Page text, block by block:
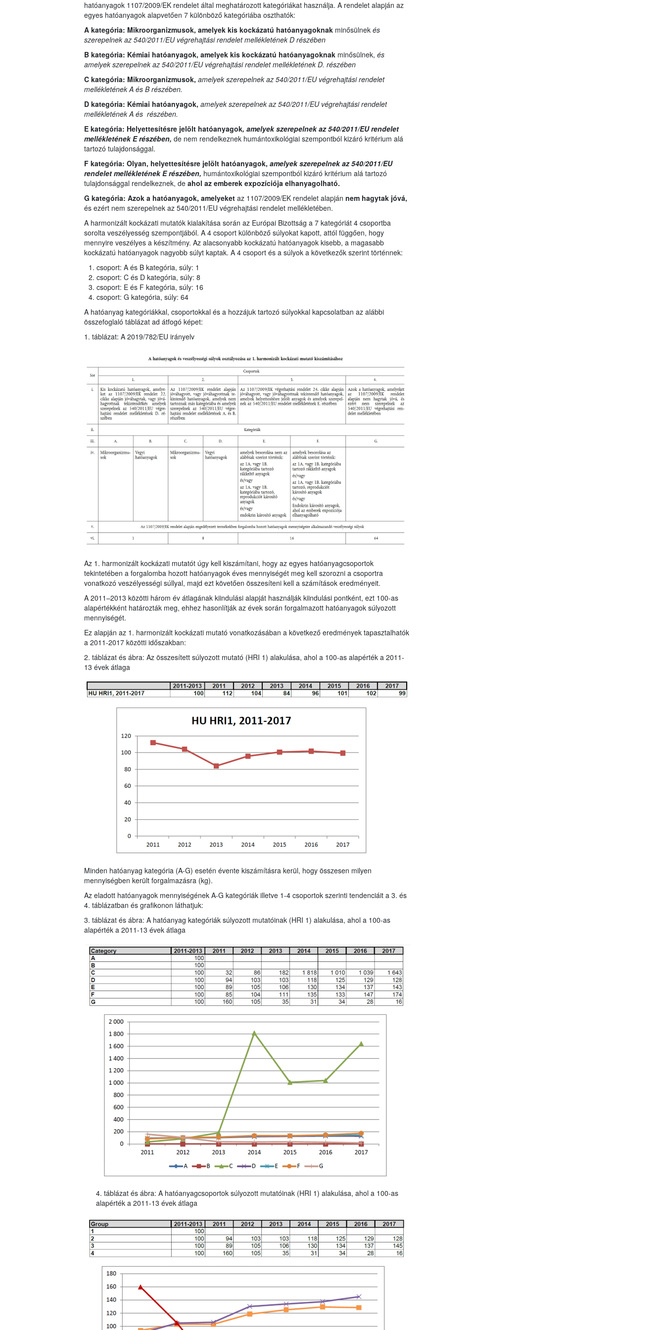
hatóanyagok 1107/2009/EK rendelet által meghatározott kategóriákat használja. A rendelet alapján az
egyes hatóanyagok alapvetően 7 különböző kategóriába oszthatók:
A kategória: Mikroorganizmusok, amelyek kis kockázatú hatóanyagoknakminősülnek és
szerepelnek az 540/2011/EU végrehajtási rendelet mellékletének D részében
B kategória: Kémiai hatóanyagok, amelyek kis kockázatú hatóanyagoknakminősülnek, és
amelyek szerepelnek az 540/2011/EU végrehajtási rendelet mellékletének D. részében
C kategória: Mikroorganizmusok, amelyek szerepelnek az 540/2011/EU végrehajtási rendelet
mellékletének A és B részében.
D kategória: Kémiai hatóanyagok, amelyek szerepelnek az 540/2011/EU végrehajtási rendelet
mellékletének A és részében.
E kategória: Helyettesítésre jelölt hatóanyagok, amelyek szerepelnek az 540/2011/EU rendelet
mellékletének E részében, de nem rendelkeznek humántoxikológiai szempontból kizáró kritérium alá
tartozó tulajdonsággal.
F kategória: Olyan, helyettesítésre jelölt hatóanyagok, amelyek szerepelnek az 540/2011/EU
rendelet mellékletének E részében, humántoxikológiai szempontból kizáró kritérium alá tartozó
tulajdonsággal rendelkeznek, de ahol az emberek expozíciója elhanyagolható.
G kategória: Azok a hatóanyagok, amelyeket az 1107/2009/EK rendelet alapján nem hagytak jóvá,
és ezért nem szerepelnek az 540/2011/EU végrehajtási rendelet mellékletében.
A harmonizált kockázati mutatók kialakítása során az Európai Bizottság a 7 kategóriát 4 csoportba
sorolta veszélyesség szempontjából. A 4 csoport különböző súlyokat kapott, attól függően, hogy
mennyire veszélyes a készítmény. Az alacsonyabb kockázatú hatóanyagok kisebb, a magasabb
kockázatú hatóanyagok nagyobb súlyt kaptak. A 4 csoport és a súlyok a következők szerint történnek:
csoport: A és B kategória, súly: 1
csoport: C és D kategória, súly: 8
csoport: E és F kategória, súly: 16
csoport: G kategória, súly: 64
A hatóanyag kategóriákkal, csoportokkal és a hozzájuk tartozó súlyokkal kapcsolatban az alábbi
összefoglaló táblázat ad átfogó képet:
1. táblázat: A 2019/782/EU irányelv
Az 1. harmonizált kockázati mutatót úgy kell kiszámítani, hogy az egyes hatóanyagcsoportok
tekintetében a forgalomba hozott hatóanyagok éves mennyiségét meg kell szorozni a csoportra
vonatkozó veszélyességi súllyal, majd ezt követően összesíteni kell a számítások eredményeit.
A 2011–2013 közötti három év átlagának kiindulási alapját használják kiindulási pontként, ezt 100-as
alapértékként határozták meg, ehhez hasonlítják az évek során forgalmazott hatóanyagok súlyozott
mennyiségét.
Ez alapján az 1. harmonizált kockázati mutató vonatkozásában a következő eredmények tapasztalhatók
a 2011-2017 közötti időszakban:
2. táblázat és ábra: Az összesített súlyozott mutató (HRI 1) alakulása, ahol a 100-as alapérték a 2011-
13 évek átlaga
Minden hatóanyag kategória (A-G) esetén évente kiszámításra kerül, hogy összesen milyen
mennyiségben került forgalmazásra (kg).
Az eladott hatóanyagok mennyiségének A-G kategóriák illetve 1-4 csoportok szerinti tendenciáit a 3. és
4. táblázatban és grafikonon láthatjuk:
3. táblázat és ábra: A hatóanyag kategóriák súlyozott mutatóinak (HRI 1) alakulása, ahol a 100-as
alapérték a 2011-13 évek átlaga
4. táblázat és ábra: A hatóanyagcsoportok súlyozott mutatóinak (HRI 1) alakulása, ahol a 100-as
alapérték a 2011-13 évek átlaga